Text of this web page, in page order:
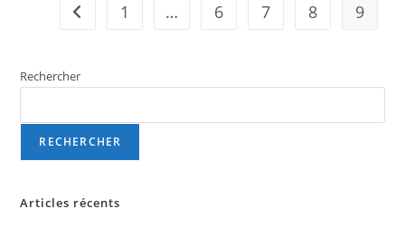
Go to the previous page
1 … 6 7 8 9
Rechercher
RECHERCHER
Articles récents